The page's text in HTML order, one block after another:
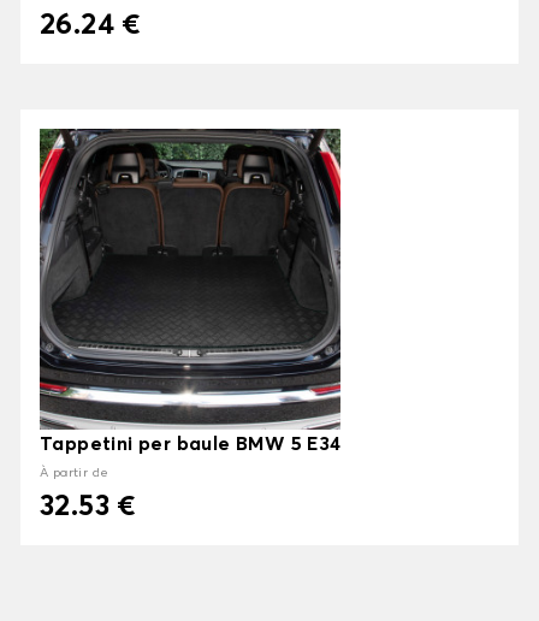
26.24 €
Tappetini per baule BMW 5 E34
À partir de
32.53 €